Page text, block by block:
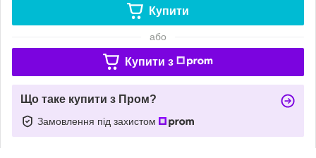
Купити
або
Купити з
Що таке купити з Пром?
Замовлення під захистом